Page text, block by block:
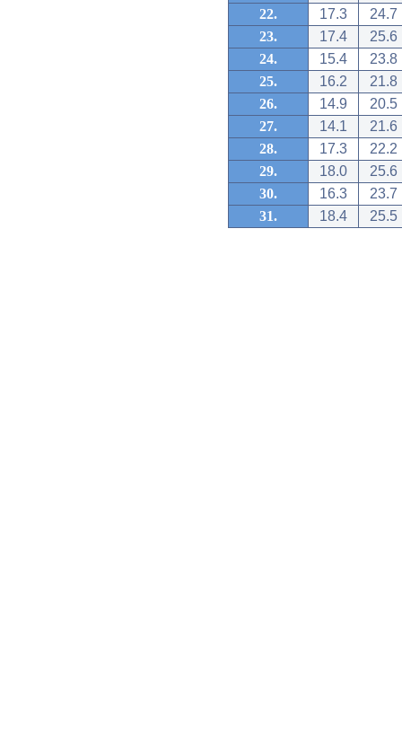
22.
17.3
24.7
23.
17.4
25.6
24.
15.4
23.8
25.
16.2
21.8
26.
14.9
20.5
27.
14.1
21.6
28.
17.3
22.2
29.
18.0
25.6
30.
16.3
23.7
31.
18.4 25.5